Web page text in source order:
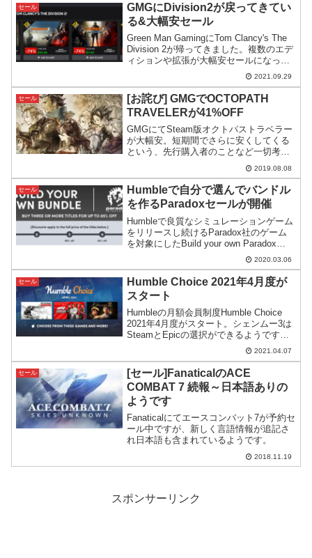
セール
GMGにDivision2が戻ってきてい
る&大幅安セール
Green Man GamingにTom Clancy's The
Division 2が帰ってきました。複数のエデ
ィションや拡張が大幅安セールになって
いますので、これから始める方も復帰の
方もお買い得なセールになっています。
2021.09.29
セール
[お詫び] GMGでOCTOPATH
TRAVELERが41%OFF
GMGにてSteam版オクトパストラベラー
が大幅安。短期間でさらに安くしてくる
という、先行購入者のことなど一切考え
2019.08.08
セール
Humbleで自分で選んでバンドル
を作るParadoxセールが開催
Humbleで良質なシミュレーションゲーム
をリリースし続けるParadox社のゲーム
を対象にしたBuild your own Paradox
Bundleがスタート。自分でゲームを組み
合わせてバンドルを作り、割引率をUPで
させるという仕組みです。
2020.03.06
セール
Humble Choice 2021年4月度が
スタート
Humbleの月額会員制度Humble Choice
2021年4月度がスタート。シェンムー3は
SteamとEpicの選択ができるようです
2021.04.07
セール
[セール]FanaticalのACE
COMBAT 7 続報～日本語ありの
ようです
Fanaticalにてエースコンバット7が予約セ
ール中ですが、新しく言語情報が追記さ
れ日本語も含まれているようです。
2018.11.19
スポンサーリンク